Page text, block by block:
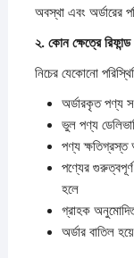
অবস্থা এবং অর্ডারের
২. কোনক্ষেত্রেরিফান্ড
নিচের যেকোনো
অর্ডারকৃত পণ্য
ভুল পণ্য
পণ্য ক্ষতিগ্রস্ত
পণ্যের গুরুত্বপূর্ণ
হলে
গ্রাহক
অর্ডার বাতিল